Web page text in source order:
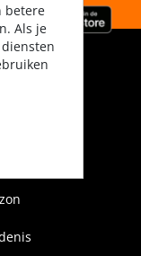
betere
Als je